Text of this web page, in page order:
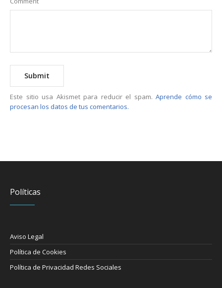
Este sitio usa Akismet para reducir el spam. Aprende cómo se
procesan los datos de tus comentarios.
Políticas
Aviso Legal
Política de Cookies
Política de Privacidad Redes Sociales